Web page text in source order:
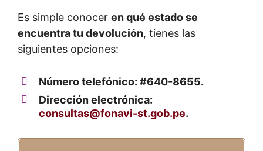
Es simple conocer en qué estado se
encuentra tu devolución, tienes las
siguientes opciones:
Número telefónico: #640-8655.
Dirección electrónica:
consultas@fonavi-st.gob.pe.